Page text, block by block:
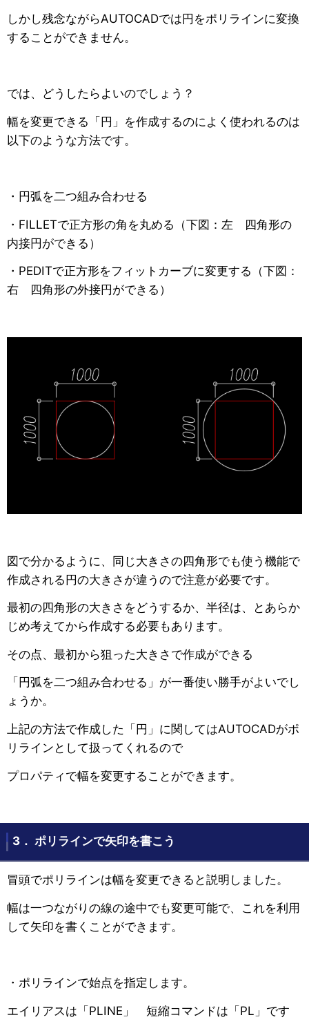
しかし残念ながらAUTOCADでは円をポリラインに変換
することができません。
では、どうしたらよいのでしょう？
幅を変更できる「円」を作成するのによく使われるのは
以下のような方法です。
・円弧を二つ組み合わせる
・FILLETで正方形の角を丸める（下図：左 四角形の
内接円ができる）
・PEDITで正方形をフィットカーブに変更する（下図：
右 四角形の外接円ができる）
図で分かるように、同じ大きさの四角形でも使う機能で
作成される円の大きさが違うので注意が必要です。
最初の四角形の大きさをどうするか、半径は、とあらか
じめ考えてから作成する必要もあります。
その点、最初から狙った大きさで作成ができる
「円弧を二つ組み合わせる」が一番使い勝手がよいでし
ょうか。
上記の方法で作成した「円」に関してはAUTOCADがポ
リラインとして扱ってくれるので
プロパティで幅を変更することができます。
3． ポリラインで矢印を書こう
冒頭でポリラインは幅を変更できると説明しました。
幅は一つながりの線の途中でも変更可能で、これを利用
して矢印を書くことができます。
・ポリラインで始点を指定します。
エイリアスは「PLINE」 短縮コマンドは「PL」です